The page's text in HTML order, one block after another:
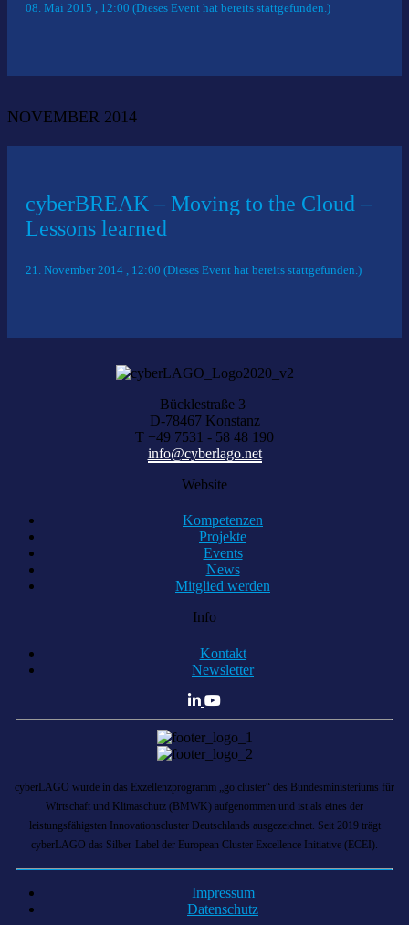
08. Mai 2015 , 12:00 (Dieses Event hat bereits stattgefunden.)
NOVEMBER 2014
cyberBREAK – Moving to the Cloud –
Lessons learned
21. November 2014 , 12:00 (Dieses Event hat bereits stattgefunden.)
Bücklestraße 3
D-78467 Konstanz
T +49 7531 - 58 48 190
info@cyberlago.net
Website
Kompetenzen
Projekte
Events
News
Mitglied werden
Info
Kontakt
Newsletter
cyberLAGO wurde in das Exzellenzprogramm „go cluster“ des Bundesministeriums für
Wirtschaft und Klimaschutz (BMWK) aufgenommen und ist als eines der
leistungsfähigsten Innovationscluster Deutschlands ausgezeichnet. Seit 2019 trägt
cyberLAGO das Silber-Label der European Cluster Excellence Initiative (ECEI).
Impressum
Datenschutz